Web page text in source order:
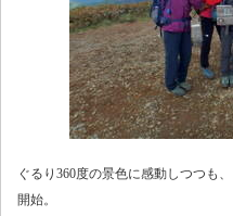
ぐるり360度の景色に感動しつつも
開始。